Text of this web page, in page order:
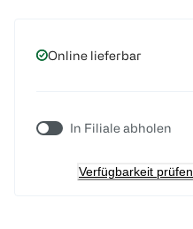
Online lieferbar
In Filiale abholen
Verfügbarkeit prüfen